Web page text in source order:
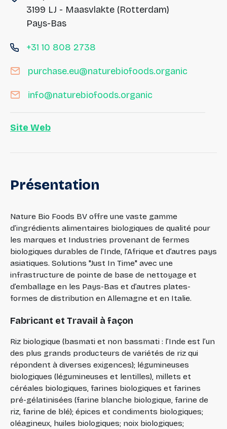
3199 LJ - Maasvlakte (Rotterdam)
Pays-Bas
+31 10 808 2738
purchase.eu@naturebiofoods.organic
info@naturebiofoods.organic
Site Web
Présentation
Nature Bio Foods BV offre une vaste gamme
d’ingrédients alimentaires biologiques de qualité pour
les marques et Industries provenant de fermes
biologiques durables de l’Inde, l’Afrique et d’autres pays
asiatiques. Solutions "Just In Time" avec une
infrastructure de pointe de base de nettoyage et
d’emballage en les Pays-Bas et d’autres plates-
formes de distribution en Allemagne et en Italie.
Fabricant et Travail à façon
Riz biologique (basmati et non bassmati : l’Inde est l’un
des plus grands producteurs de variétés de riz qui
répondent à diverses exigences); légumineuses
biologiques (légumineuses et lentilles), millets et
céréales biologiques, farines biologiques et farines
pré-gélatinisées (farine blanche biologique, farine de
riz, farine de blé); épices et condiments biologiques;
oléagineux, huiles biologiques; noix biologiques;